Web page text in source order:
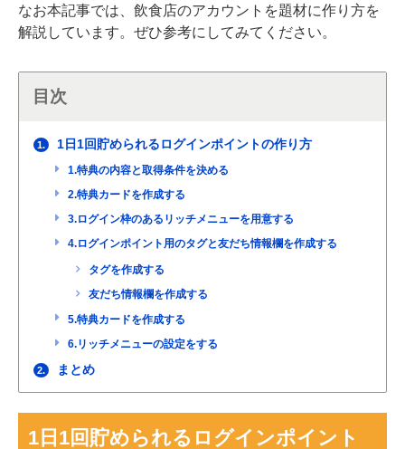
なお本記事では、飲食店のアカウントを題材に作り方を
解説しています。ぜひ参考にしてみてください。
目次
1. 1日1回貯められるログインポイントの作り方
1.特典の内容と取得条件を決める
2.特典カードを作成する
3.ログイン枠のあるリッチメニューを用意する
4.ログインポイント用のタグと友だち情報欄を作成する
タグを作成する
友だち情報欄を作成する
5.特典カードを作成する
6.リッチメニューの設定をする
2. まとめ
1日1回貯められるログインポイント